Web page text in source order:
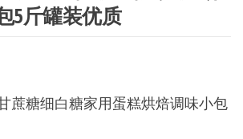
5斤罐装优质
蔗糖细白糖家用蛋糕烘焙调味小包